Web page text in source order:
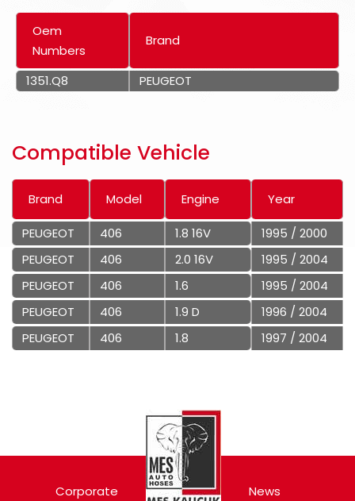
Oem
Numbers
Brand
1351.Q8 PEUGEOT
Compatible Vehicle
Brand Model Engine Year
PEUGEOT 406 1.8 16V
1995 / 2000
PEUGEOT
406 2.0 16V
1995 / 2004
PEUGEOT
406 1.6
1995 / 2004
PEUGEOT
406 1.9 D
1996 / 2004
PEUGEOT
406 1.8 1997 / 2004
Corporate News